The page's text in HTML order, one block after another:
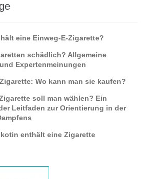
eine Einweg-E-Zigarette?
schädlich? Allgemeine
Expertenmeinungen
Wo kann man sie kaufen?
soll man wählen? Ein
Leitfaden zur Orientierung in der
enthält eine Zigarette